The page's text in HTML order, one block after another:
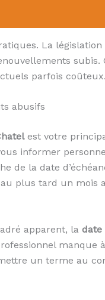
La
subis.
parfois coûteux.
abusifs
est votre
informer
de la date
plus tard un mois
apparent, la date
manque
un terme au